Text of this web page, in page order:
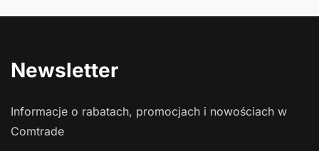
Newsletter
Informacje o rabatach, promocjach i nowościach w
Comtrade